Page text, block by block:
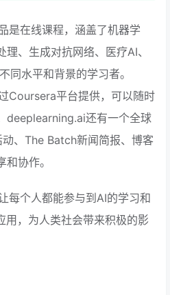
是在线课程，涵盖了机器学
、生成对抗网络、医疗AI、
同水平和背景的学习者。
Coursera平台提供，可以随时
deeplearning.ai还有一个全球
、The Batch新闻简报、博客
协作。
每个人都能参与到AI的学习和
用，为人类社会带来积极的影